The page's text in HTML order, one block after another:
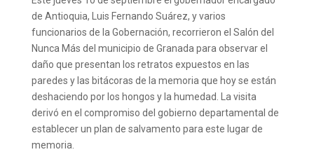
de Antioquia, Luis Fernando Suárez, y varios
funcionarios de la Gobernación, recorrieron el Salón del
Nunca Más del municipio de Granada para observar el
daño que presentan los retratos expuestos en las
paredes y las bitácoras de la memoria que hoy se están
deshaciendo por los hongos y la humedad. La visita
derivó en el compromiso del gobierno departamental de
establecer un plan de salvamento para este lugar de
memoria.